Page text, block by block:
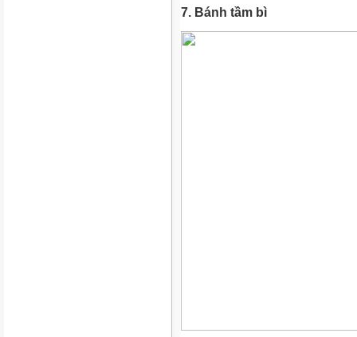
7. Bánh tầm bì